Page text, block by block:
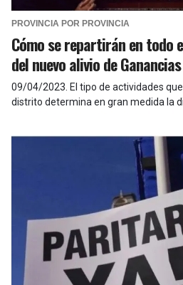
PROVINCIA POR PROVINCIA
Cómo se repartirán en todo
del nuevo alivio de Ganancias
09/04/2023 El tipo de actividades
distrito determina en gran medida la